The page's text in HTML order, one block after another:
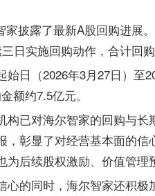
家披露了最新A股回购进展
日实施回购动作，合计回
始日（2026年3月27日）至
额约7.5亿元。
构已对海尔智家的回购与
，彰显了对经营基本面的
为后续股权激励、价值管理
心的同时，海尔智家还积